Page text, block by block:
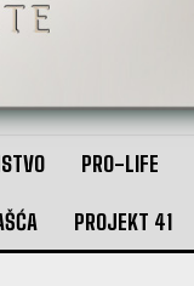
PRO-LIFE
PROJEKT 41